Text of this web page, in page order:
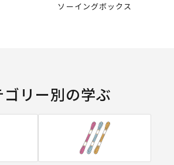
ソーイングボックス
ゴリー別の学ぶ